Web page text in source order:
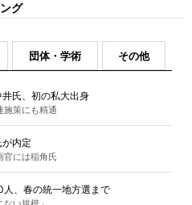
グ
団体・学術 その他
氏、初の私大出身
施策にも精通
内定
官には稲角氏
、春の統一地方選まで